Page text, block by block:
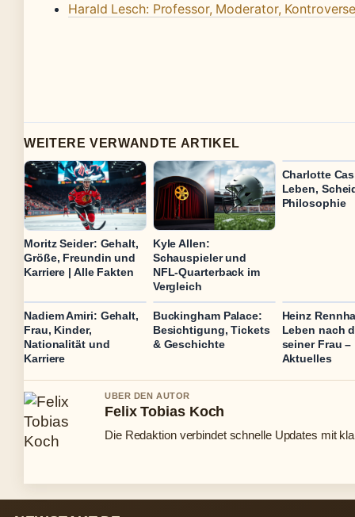
Harald Lesch: Professor, Moderator,
WEITERE VERWANDTE ARTIKEL
Moritz Seider: Gehalt,
Größe, Freundin und
Karriere | Alle Fakten
Kyle Allen:
Schauspieler und
NFL-Quarterback im
Vergleich
Charlotte
Leben,
Philosophie
Nadiem Amiri: Gehalt,
Frau, Kinder,
Nationalität und
Karriere
Buckingham Palace:
Besichtigung, Tickets
& Geschichte
Heinz
Leben nach
seiner Frau –
Aktuelles
UBER DEN AUTOR
Felix Tobias Koch
Die Redaktion verbindet schnelle Updates mit